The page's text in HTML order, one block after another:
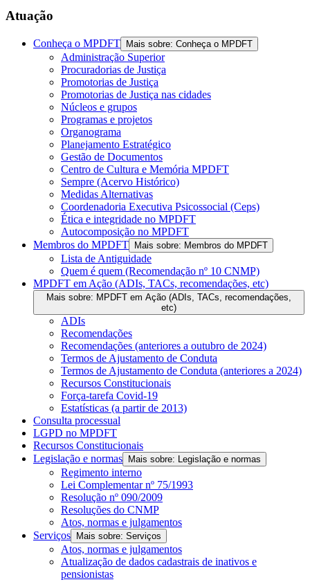
Atuação
Conheça o MPDFT Mais sobre: Conheça o MPDFT
Administração Superior
Procuradorias de Justiça
Promotorias de Justiça
Promotorias de Justiça nas cidades
Núcleos e grupos
Programas e projetos
Organograma
Planejamento Estratégico
Gestão de Documentos
Centro de Cultura e Memória MPDFT
Sempre (Acervo Histórico)
Medidas Alternativas
Coordenadoria Executiva Psicossocial (Ceps)
Ética e integridade no MPDFT
Autocomposição no MPDFT
Membros do MPDFT
Mais sobre: Membros do MPDFT
Lista de Antiguidade
Quem é quem (Recomendação nº 10 CNMP)
MPDFT em Ação (ADIs, TACs, recomendações, etc)
Mais sobre: MPDFT em Ação (ADIs, TACs, recomendações,
etc)
ADIs
Recomendações
Recomendações (anteriores a outubro de 2024)
Termos de Ajustamento de Conduta
Termos de Ajustamento de Conduta (anteriores a 2024)
Recursos Constitucionais
Força-tarefa Covid-19
Estatísticas (a partir de 2013)
Consulta processual
LGPD no MPDFT
Recursos Constitucionais
Legislação e normas
Mais sobre: Legislação e normas
Regimento interno
Lei Complementar nº 75/1993
Resolução nº 090/2009
Resoluções do CNMP
Atos, normas e julgamentos
Serviços
Mais sobre: Serviços
Atos, normas e julgamentos
Atualização de dados cadastrais de inativos e
pensionistas